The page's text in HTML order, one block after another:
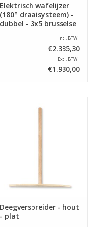
Elektrisch wafelijzer
(180° draaisysteem) -
dubbel - 3x5 brusselse
Incl. BTW
€2.335,30
Excl. BTW
€1.930,00
Deegverspreider - hout
- plat